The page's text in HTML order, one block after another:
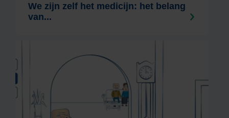
We zijn zelf het medicijn: het belang
van...